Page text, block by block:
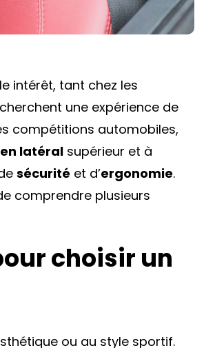
intérêt, tant chez les
une expérience de
compétitions automobiles,
latéral supérieur et à
sécurité et d’ergonomie.
comprendre plusieurs
choisir un
ou au style sportif.